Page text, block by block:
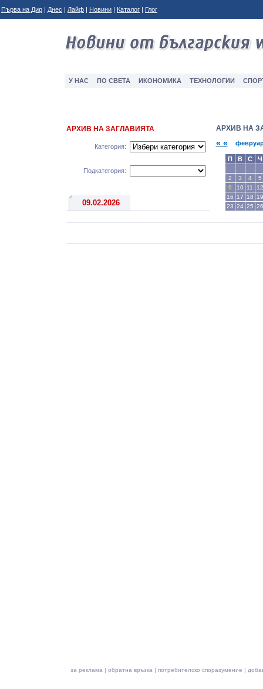
Първа на Дир | Днес | Лайф | Новини | Каталог | Глог
У НАС ПО СВЕТА ИКОНОМИКА ТЕXНОЛОГИИ
АРХИВ НА ЗАГЛАВИЯТА
Категория:
Подкатегория:
АРХИВ НА
« «
П В С Ч
2 3 4
5
9
10 11
12
16
17 18
19
23 24 25 26
09.02.2026
за реклама | обратна връзка | потребителско споразумение |